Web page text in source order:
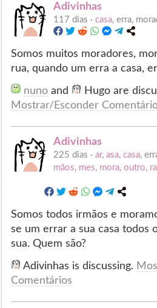
Adivinhas
117 dias ·casa, erra,
Somos muitos moradores,
rua, quando um erra a casa,
nuno and
Hugo are
Mostrar/Esconder
Adivinhas
225 dias ·ar,asa,casa,
mãos, mes, mora,outro,
Somos todos irmãos e
se um errar a sua casa todos
sua. Quem são?
Adivinhas is discussing.
Comentários